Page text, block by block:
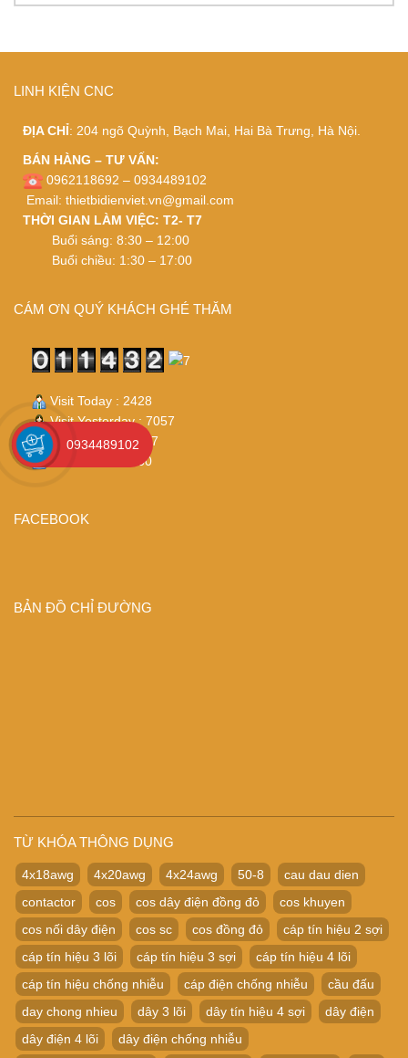
LINH KIỆN CNC
ĐỊA CHỈ: 204 ngõ Quỳnh, Bạch Mai, Hai Bà Trưng, Hà Nội.
BÁN HÀNG – TƯ VẤN:
0962118692 – 0934489102
Email: thietbidienviet.vn@gmail.com
THỜI GIAN LÀM VIỆC: T2- T7
Buổi sáng: 8:30 – 12:00
Buổi chiều: 1:30 – 17:00
CÁM ƠN QUÝ KHÁCH GHÉ THĂM
Visit Today : 2428
Visit Yesterday : 7057
Total Visit : 114327
Who's Online : 30
FACEBOOK
BẢN ĐỒ CHỈ ĐƯỜNG
TỪ KHÓA THÔNG DỤNG
4x18awg 4x20awg 4x24awg 50-8
cau dau dien
contactor
cos cos dây điện đồng đỏ
cos khuyen
cos nối dây điện
cos sc cos đồng đỏ
cáp tín hiệu 2 sợi
cáp tín hiệu 3 lõi
cáp tín hiệu 3 sợi
cáp tín hiệu 4 lõi
cáp tín hiệu chống nhiễu
cáp điện chống nhiễu
cầu đấu
day chong nhieu
dây 3 lõi dây tín hiệu 4 sợi
dây điện
dây điện 4 lõi
dây điện chống nhiễu
0934489102